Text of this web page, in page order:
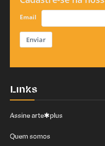
Email
Enviar
Links
Assine arte✱plus
Quem somos